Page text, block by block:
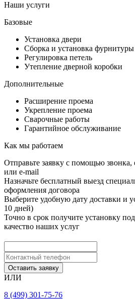
Наши услуги
Базовые
Установка двери
Сборка и установка фурнитуры
Регулировка петель
Утепление дверной коробки
Дополнительные
Расширение проема
Укрепление проема
Сварочные работы
Гарантийное обслуживание
Как мы работаем
Отправьте заявку с помощью
или e-mail
Назначьте бесплатный выезд
оформления договора
Выберите удобную дату доставки и
10 дней)
Точно в срок получите установку
качество наших услуг
Оставить заявку
ИЛИ
8 (499) 301-75-76